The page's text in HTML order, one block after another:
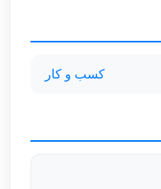
کسب و کار